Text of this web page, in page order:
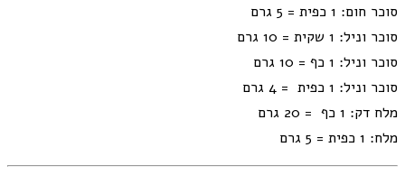
סוכר חום: 1 כפית = 5 גרם
סוכר וניל: 1 שקית = 10 גרם
סוכר וניל: 1 כף = 10 גרם
סוכר וניל: 1 כפית = 4 גרם
מלח דק: 1 כף = 20 גרם
מלח: 1 כפית = 5 גרם